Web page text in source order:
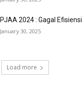
PJAA 2024 : Gagal Efisiensi
January 30, 2025
Load more